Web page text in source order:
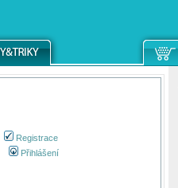
Registrace
Přihlášení